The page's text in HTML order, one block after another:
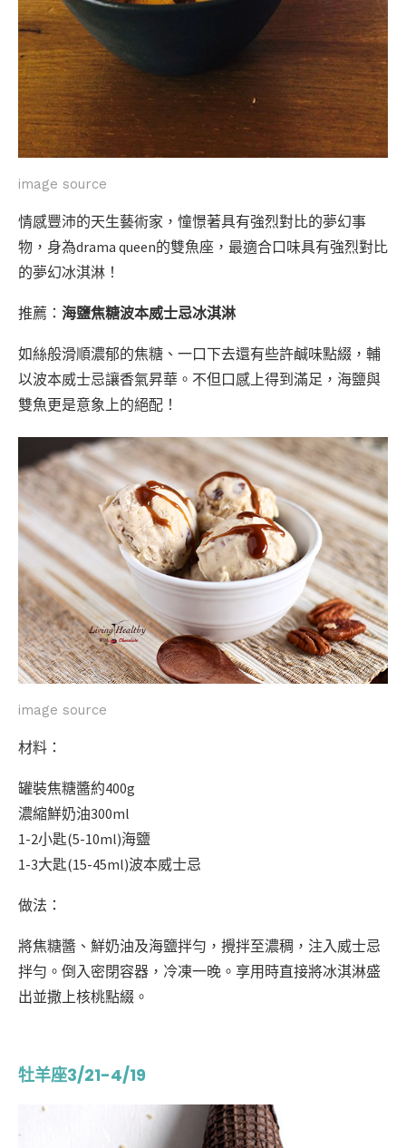
image source
情感豐沛的天生藝術家，憧憬著具有強烈對比的夢幻事
物，身為drama queen的雙魚座，最適合口味具有強烈對比
的夢幻冰淇淋！
推薦： 海鹽焦糖波本威士忌冰淇淋
如絲般滑順濃郁的焦糖、一口下去還有些許鹹味點綴，輔
以波本威士忌讓香氣昇華。不但口感上得到滿足，海鹽與
雙魚更是意象上的絕配！
image source
材料：
罐裝焦糖醬約400g
濃縮鮮奶油300ml
1-2小匙(5-10ml)海鹽
1-3大匙(15-45ml)波本威士忌
做法：
將焦糖醬、鮮奶油及海鹽拌勻，攪拌至濃稠，注入威士忌
拌勻。倒入密閉容器，冷凍一晚。享用時直接將冰淇淋盛
出並撒上核桃點綴。
牡羊座3/21-4/19